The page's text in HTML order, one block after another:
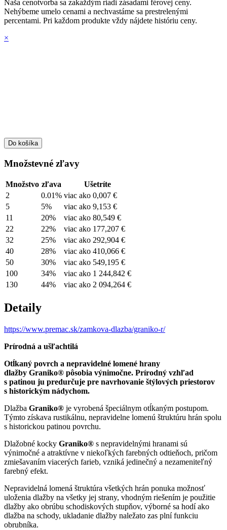
Naša cenotvorba sa zakaždým riadi zásadami férovej ceny.
Nehýbeme umelo cenami a nechvastáme sa prestrelenými
percentami. Pri každom produkte vždy nájdete históriu ceny.
×
Do košíka
Množstevné zľavy
Množstvo zľava
Ušetríte
2
0.01% viac ako 0,007 €
5
5% viac ako 9,153 €
11
20% viac ako 80,549 €
22
22% viac ako 177,207 €
32
25% viac ako 292,904 €
40
28% viac ako 410,066 €
50
30% viac ako 549,195 €
100
34% viac ako 1 244,842 €
130
44% viac ako 2 094,264 €
Detaily
https://www.premac.sk/zamkova-dlazba/graniko-r/
Prírodná a ušľachtilá
Otĺkaný povrch a nepravidelné lomené hrany
dlažby Graniko® pôsobia výnimočne. Prírodný vzhľad
s patinou ju predurčuje pre navrhovanie štýlových priestorov
s historickým nádychom.
Dlažba Graniko® je vyrobená špeciálnym otĺkaným postupom.
Týmto získava rustikálnu, nepravidelne lomenú štruktúru hrán spolu
s historickou patinou povrchu.
Dlažobné kocky Graniko® s nepravidelnými hranami sú
výnimočné a atraktívne v niekoľkých farebných odtieňoch, pričom
zmiešavaním viacerých farieb, vzniká jedinečný a nezameniteľný
farebný efekt.
Nepravidelná lomená štruktúra všetkých hrán ponuka možnosť
uloženia dlažby na všetky jej strany, vhodným riešením je použitie
dlažby ako obrúbu schodiskových stupňov, výborné sa hodí ako
dlažba na schody, ukladanie dlažby naležato zas plní funkciu
obrubníka.